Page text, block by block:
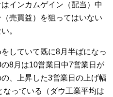
インカムゲイン（配当）中
売買益）を狙ってはいない
。
していて既に8月半ばになっ
8月は10営業日中7営業日が
、上昇した3営業日の上げ幅
っている（ダウ工業平均は